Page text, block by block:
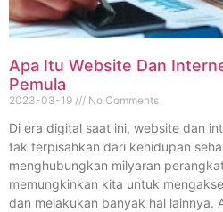
Apa Itu Website Dan
Pemula
2023-03-19 No Comments
Di era digital saat ini, website dan
tak terpisahkan dari kehidupan
menghubungkan milyaran
memungkinkan kita untuk
dan melakukan banyak hal lainnya.